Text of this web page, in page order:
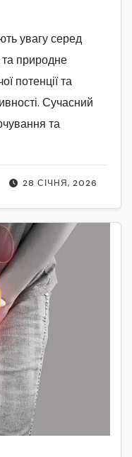
28 СІЧНЯ, 2026
увагу серед
та природне
потенції та
Сучасний
та